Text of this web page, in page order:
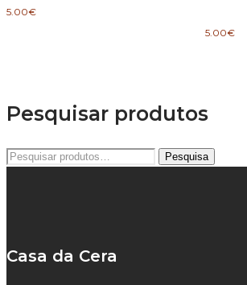
5.00€
5.00€
Pesquisar produtos
Pesquisar
Pesquisa
Casa da Cera